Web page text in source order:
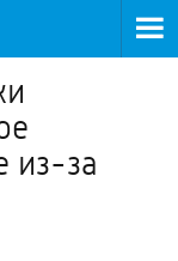
из-за